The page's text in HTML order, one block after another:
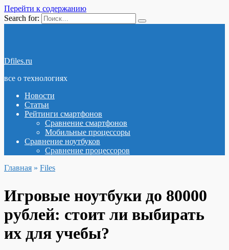
Перейти к содержанию
Search for:
Dfiles.ru
все о технологиях
Новости
Статьи
Рейтинги смартфонов
Сравнение смартфонов
Мобильные процессоры
Сравнение ноутбуков
Сравнение процессоров
Главная » Files
Игровые ноутбуки до 80000
рублей: стоит ли выбирать
их для учебы?